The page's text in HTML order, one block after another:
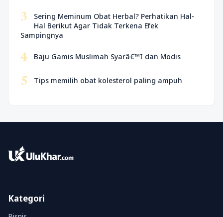
3
Sering Meminum Obat Herbal? Perhatikan Hal-
Hal Berikut Agar Tidak Terkena Efek
Sampingnya
4 Baju Gamis Muslimah Syarâ€™I dan Modis
5 Tips memilih obat kolesterol paling ampuh
Kategori